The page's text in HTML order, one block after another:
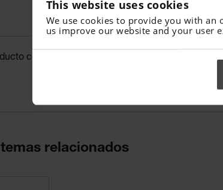
This website uses cookies
We use cookies to provide you with an
us improve our website and your user
completa del
relacionados